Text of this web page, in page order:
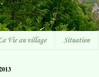
Vie au village Situation